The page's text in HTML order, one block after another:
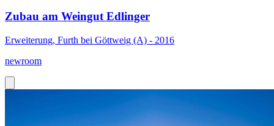
Zubau am Weingut Edlinger
Erweiterung, Furth bei Göttweig (A) - 2016
newroom